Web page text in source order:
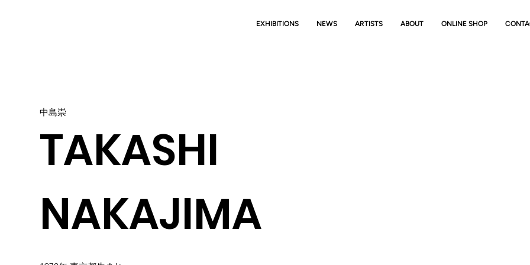
EXHIBITIONS NEWS ARTISTS ABOUT ONLINE SHOP
TAKASHI
NAKAJIMA
中島崇